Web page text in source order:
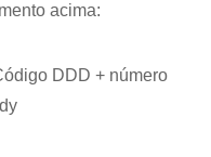
acima:
DDD + número